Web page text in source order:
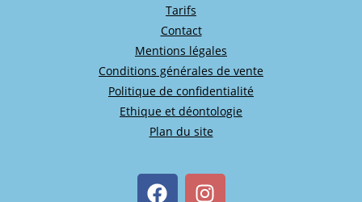
Tarifs
Contact
Mentions légales
Conditions générales de vente
Politique de confidentialité
Ethique et déontologie
Plan du site